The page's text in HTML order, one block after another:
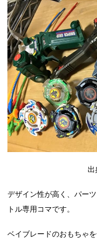
出
デザイン性が高く、パー
トル専用コマです。
ベイブレードのおもちゃ